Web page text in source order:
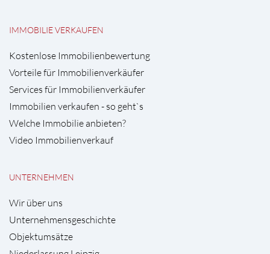
IMMOBILIE VERKAUFEN
Kostenlose Immobilienbewertung
Vorteile für Immobilienverkäufer
Services für Immobilienverkäufer
Immobilien verkaufen - so geht`s
Welche Immobilie anbieten?
Video Immobilienverkauf
UNTERNEHMEN
Wir über uns
Unternehmensgeschichte
Objektumsätze